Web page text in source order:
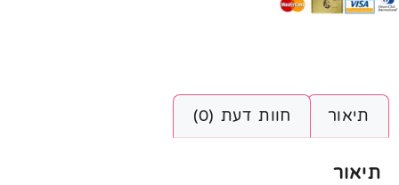
תיאור חוות דעת (0)
תיאור